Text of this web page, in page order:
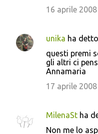
16 aprile
unika ha
questi premi
gli altri ci
Annamaria
17 aprile
MilenaSt ha
Non me lo